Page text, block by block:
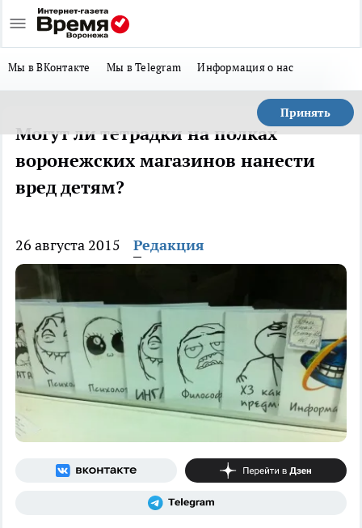
Мы в ВКонтакте Мы в Telegram Информация о нас
Принять
Могут ли тетрадки на полках
воронежских магазинов нанести
вред детям?
26 августа 2015 Редакция